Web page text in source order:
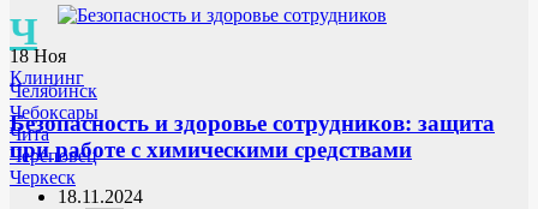
Ч
Челябинск
Чебоксары
Чита
Череповец
Черкеск
18Ноя
Клининг
Безопасность и здоровье сотрудников: защита
при работе с химическими средствами
18.11.2024